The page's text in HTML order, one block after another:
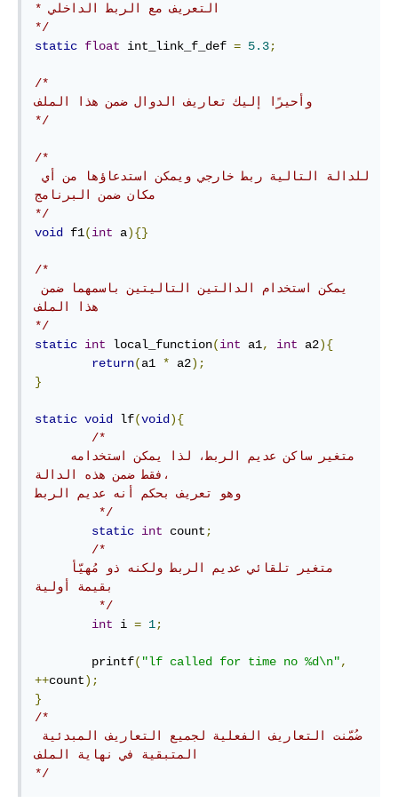
* التعريف مع الربط الداخلي
*/
static float int_link_f_def = 5.3;
/*
وأحيرًا إليك تعاريف الدوال ضمن هذا الملف
*/
/*
مكان ضمن البرنامج
*/
void
f1(int a){}
/*
يمكن استخدام الدالتين التاليتين باسمهما ضمن
هذا الملف
*/
static int local_function(int a1, int a2){
return(a1 * a2);
}
static void lf(void ){
/*
فقط ضمن هذه الدالة،
وهو تعريف بحكم أنه عديم الربط
         */
static int count ;
/*
بقيمة أولية
         */
int i = 1;
        printf
( "lf called for time no %d\n",
++count);
}
/*
المتبقية في نهاية الملف
*/